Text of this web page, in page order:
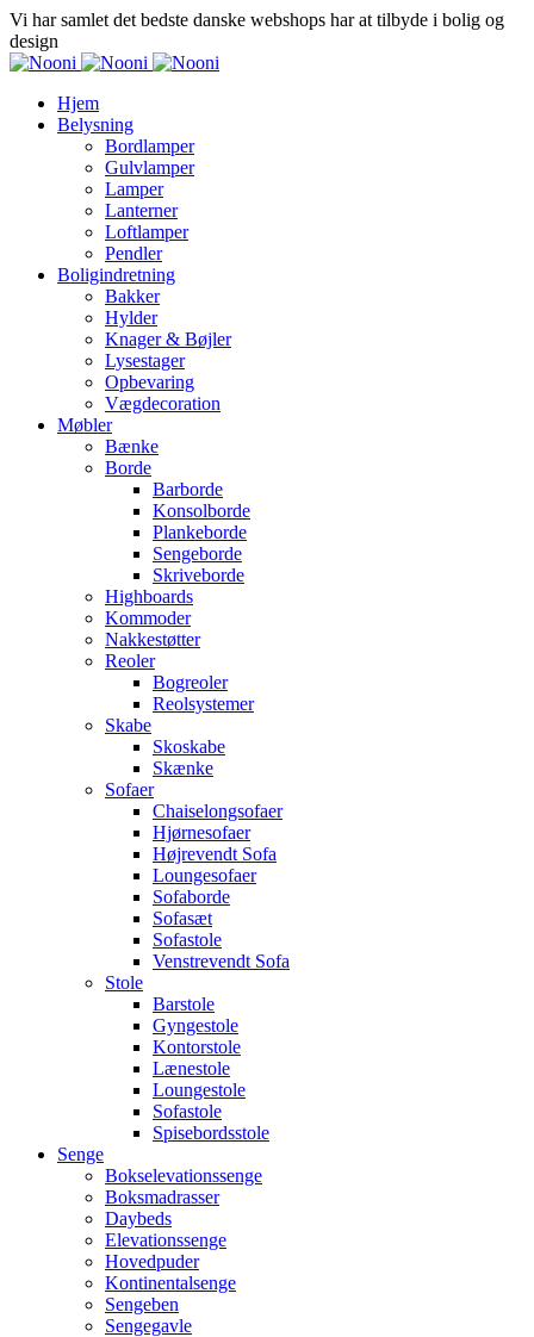
Vi har samlet det bedste danske webshops har at tilbyde i bolig og
design
Hjem
Belysning
Bordlamper
Gulvlamper
Lamper
Lanterner
Loftlamper
Pendler
Boligindretning
Bakker
Hylder
Knager & Bøjler
Lysestager
Opbevaring
Vægdecoration
Møbler
Bænke
Borde
Barborde
Konsolborde
Plankeborde
Sengeborde
Skriveborde
Highboards
Kommoder
Nakkestøtter
Reoler
Bogreoler
Reolsystemer
Skabe
Skoskabe
Skænke
Sofaer
Chaiselongsofaer
Hjørnesofaer
Højrevendt Sofa
Loungesofaer
Sofaborde
Sofasæt
Sofastole
Venstrevendt Sofa
Stole
Barstole
Gyngestole
Kontorstole
Lænestole
Loungestole
Sofastole
Spisebordsstole
Senge
Bokselevationssenge
Boksmadrasser
Daybeds
Elevationssenge
Hovedpuder
Kontinentalsenge
Sengeben
Sengegavle